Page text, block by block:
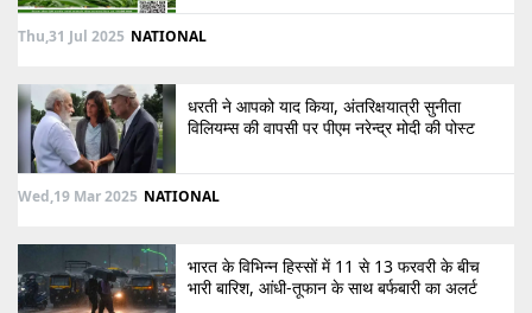
Thu,31 Jul 2025 NATIONAL
धरती ने आपको याद किया, अंतरिक्षयात्री सुनीता
विलियम्स की वापसी पर पीएम नरेन्द्र मोदी की पोस्ट
Wed,19 Mar 2025 NATIONAL
भारत के विभिन्न हिस्सों में 11 से 13 फरवरी के बीच
भारी बारिश, आंधी-तूफान के साथ बर्फबारी का अलर्ट